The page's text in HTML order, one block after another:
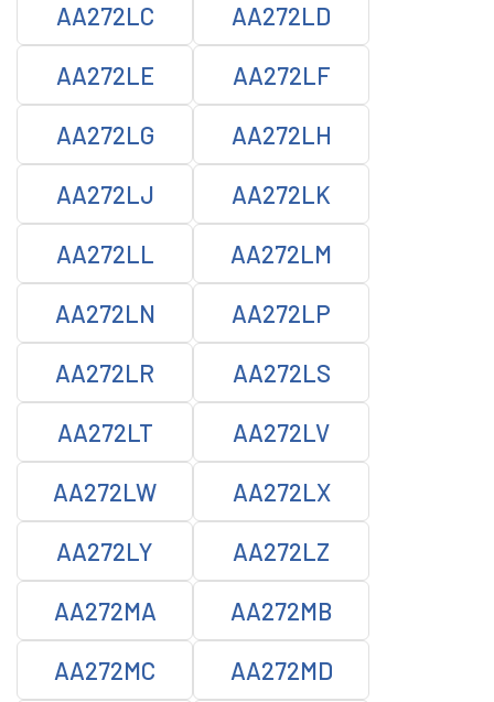
AA272LC AA272LD
AA272LE AA272LF
AA272LG AA272LH
AA272LJ AA272LK
AA272LL AA272LM
AA272LN AA272LP
AA272LR AA272LS
AA272LT AA272LV
AA272LW AA272LX
AA272LY AA272LZ
AA272MA AA272MB
AA272MC AA272MD